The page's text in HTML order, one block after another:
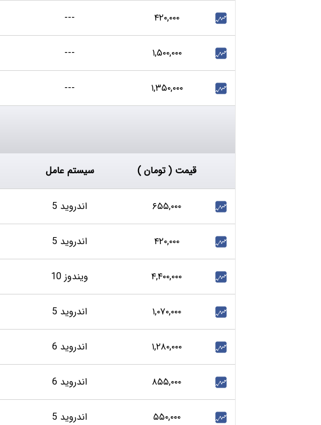
--- ۴۲۰,۰۰۰
--- ۱,۵۰۰,۰۰۰
--- ۱,۳۵۰,۰۰۰
سیستم عامل قیمت ( تومان )
اندروید 5 ۶۵۵,۰۰۰
اندروید 5 ۴۲۰,۰۰۰
ویندوز 10 ۴,۴۰۰,۰۰۰
اندروید 5 ۱,۰۷۰,۰۰۰
اندروید 6 ۱,۲۸۰,۰۰۰
اندروید 6 ۸۵۵,۰۰۰
اندروید 5 ۵۵۰,۰۰۰